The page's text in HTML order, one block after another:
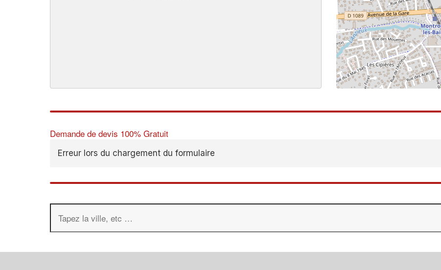
Demande de devis 100% Gratuit
Erreur lors du chargement du formulaire